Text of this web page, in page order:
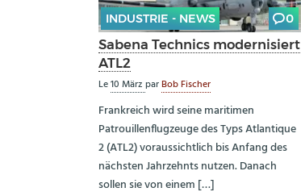
INDUSTRIE - NEWS 0
Sabena Technics modernisiert
ATL2
Le10 März parBob Fischer
Frankreich wird seine maritimen
Patrouillenflugzeuge des Typs Atlantique
2 (ATL2) voraussichtlich bis Anfang des
nächsten Jahrzehnts nutzen. Danach
sollen sie von einem […]